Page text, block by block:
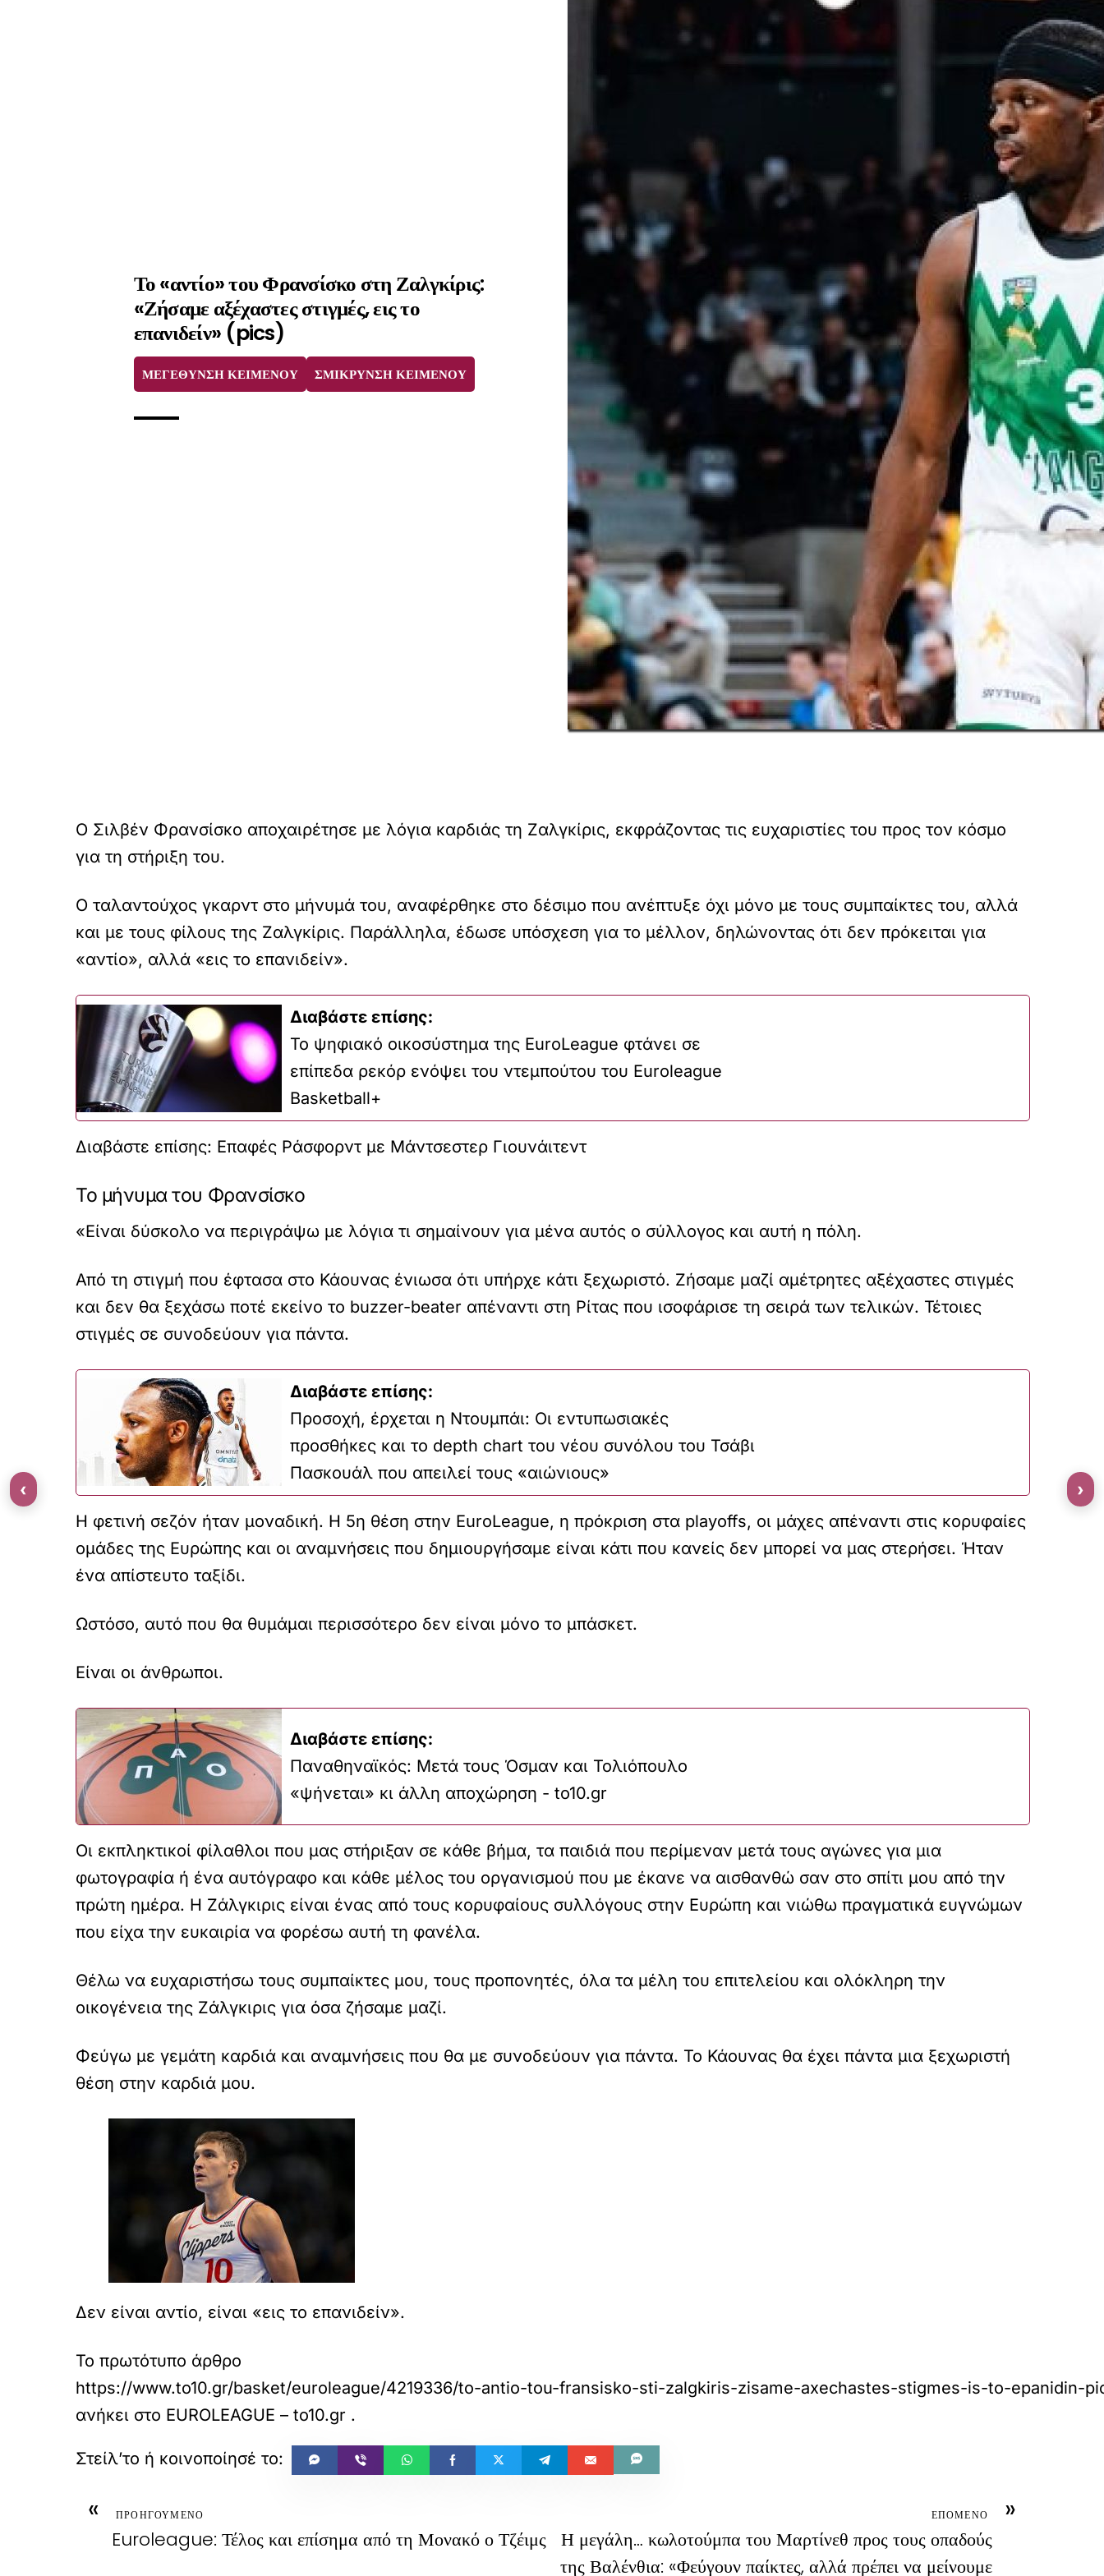
Το «αντίο» του Φρανσίσκο στη Ζαλγκίρις:
«Ζήσαμε αξέχαστες στιγμές, εις το
επανιδείν» (pics)
ΜΕΓΕΘΥΝΣΗ ΚΕΙΜΕΝΟΥ ΣΜΙΚΡΥΝΣΗ ΚΕΙΜΕΝΟΥ
Ο Σιλβέν Φρανσίσκο αποχαιρέτησε με λόγια καρδιάς τη Ζαλγκίρις, εκφράζοντας τις ευχαριστίες του προς τον κόσμο
για τη στήριξη του.
Ο ταλαντούχος γκαρντ στο μήνυμά του, αναφέρθηκε στο δέσιμο που ανέπτυξε όχι μόνο με τους συμπαίκτες του, αλλά
και με τους φίλους της Ζαλγκίρις. Παράλληλα, έδωσε υπόσχεση για το μέλλον, δηλώνοντας ότι δεν πρόκειται για
«αντίο», αλλά «εις το επανιδείν».
Διαβάστε επίσης:
Το ψηφιακό οικοσύστημα της EuroLeague φτάνει σε
επίπεδα ρεκόρ ενόψει του ντεμπούτου του Euroleague
Basketball+
Διαβάστε επίσης: Επαφές Ράσφορντ με Μάντσεστερ Γιουνάιτεντ
Το μήνυμα του Φρανσίσκο
«Είναι δύσκολο να περιγράψω με λόγια τι σημαίνουν για μένα αυτός ο σύλλογος και αυτή η πόλη.
Από τη στιγμή που έφτασα στο Κάουνας ένιωσα ότι υπήρχε κάτι ξεχωριστό. Ζήσαμε μαζί αμέτρητες αξέχαστες στιγμές
και δεν θα ξεχάσω ποτέ εκείνο το buzzer-beater απέναντι στη Ρίτας που ισοφάρισε τη σειρά των τελικών. Τέτοιες
στιγμές σε συνοδεύουν για πάντα.
Διαβάστε επίσης:
Προσοχή, έρχεται η Ντουμπάι: Οι εντυπωσιακές
προσθήκες και το depth chart του νέου συνόλου του Τσάβι
Πασκουάλ που απειλεί τους «αιώνιους»
Η φετινή σεζόν ήταν μοναδική. Η 5η θέση στην EuroLeague, η πρόκριση στα playoffs, οι μάχες απέναντι στις κορυφαίες
ομάδες της Ευρώπης και οι αναμνήσεις που δημιουργήσαμε είναι κάτι που κανείς δεν μπορεί να μας στερήσει. Ήταν
ένα απίστευτο ταξίδι.
Ωστόσο, αυτό που θα θυμάμαι περισσότερο δεν είναι μόνο το μπάσκετ.
Είναι οι άνθρωποι.
Διαβάστε επίσης:
Παναθηναϊκός: Μετά τους Όσμαν και Τολιόπουλο
«ψήνεται» κι άλλη αποχώρηση - to10.gr
Οι εκπληκτικοί φίλαθλοι που μας στήριξαν σε κάθε βήμα, τα παιδιά που περίμεναν μετά τους αγώνες για μια
φωτογραφία ή ένα αυτόγραφο και κάθε μέλος του οργανισμού που με έκανε να αισθανθώ σαν στο σπίτι μου από την
πρώτη ημέρα. Η Ζάλγκιρις είναι ένας από τους κορυφαίους συλλόγους στην Ευρώπη και νιώθω πραγματικά ευγνώμων
που είχα την ευκαιρία να φορέσω αυτή τη φανέλα.
Θέλω να ευχαριστήσω τους συμπαίκτες μου, τους προπονητές, όλα τα μέλη του επιτελείου και ολόκληρη την
οικογένεια της Ζάλγκιρις για όσα ζήσαμε μαζί.
Φεύγω με γεμάτη καρδιά και αναμνήσεις που θα με συνοδεύουν για πάντα. Το Κάουνας θα έχει πάντα μια ξεχωριστή
θέση στην καρδιά μου.
Δεν είναι αντίο, είναι «εις το επανιδείν».
Το πρωτότυπο άρθρο
https://www.to10.gr/basket/euroleague/4219336/to-antio-tou-fransisko-sti-zalgkiris-zisame-axechastes-stigmes-is-to-epanidin-
ανήκει στο EUROLEAGUE – to10.gr .
« ΠΡΟΗΓΟΥΜΕΝΟ
Euroleague: Τέλος και επίσημα από τη Μονακό ο Τζέιμς
»
ΕΠΟΜΕΝΟ
Η μεγάλη… κωλοτούμπα του Μαρτίνεθ προς τους οπαδούς
της Βαλένθια: «Φεύγουν παίκτες, αλλά πρέπει να μείνουμε
‹ ›